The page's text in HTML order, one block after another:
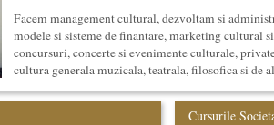
Facem management cultural, dezvoltam si
modele si sisteme de finantare, marketing cultural
concursuri, concerte si evenimente culturale,
cultura generala muzicala, teatrala, filosofica si de
mai jos.
Cursurile